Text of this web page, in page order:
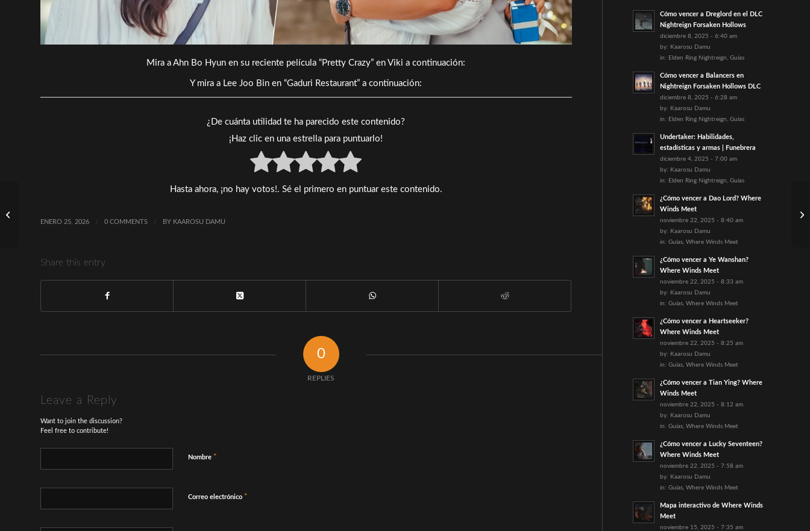
Mira a Ahn Bo Hyun en su reciente película “Pretty Crazy” en Viki a continuación:
Y mira a Lee Joo Bin en “Gaduri Restaurant” a continuación:
¿De cuánta utilidad te ha parecido este contenido?
¡Haz clic en una estrella para puntuarlo!
Hasta ahora, ¡no hay votos!. Sé el primero en puntuar este contenido.
ENERO 25, 2026 / 0 COMMENTS / BY KAAROSU DAMU
Share this entry
0
REPLIES
Leave a Reply
Want to join the discussion?
Feel free to contribute!
Nombre *
Correo electrónico *
Cómo vencer a Dreglord en el DLC
Nightreign Forsaken Hollows
diciembre 8, 2025 - 6:40 am
by: Kaarosu Damu
in: Elden Ring Nightreign, Guías
Cómo vencer a Balancers en
Nightreign Forsaken Hollows DLC
diciembre 8, 2025 - 6:28 am
by: Kaarosu Damu
in: Elden Ring Nightreign, Guías
Undertaker: Habilidades,
estadísticas y armas | Funebrera
diciembre 4, 2025 - 7:00 am
by: Kaarosu Damu
in: Elden Ring Nightreign, Guías
¿Cómo vencer a Dao Lord? Where
Winds Meet
noviembre 22, 2025 - 8:40 am
by: Kaarosu Damu
in: Guías, Where Winds Meet
¿Cómo vencer a Ye Wanshan?
Where Winds Meet
noviembre 22, 2025 - 8:33 am
by: Kaarosu Damu
in: Guías, Where Winds Meet
¿Cómo vencer a Heartseeker?
Where Winds Meet
noviembre 22, 2025 - 8:25 am
by: Kaarosu Damu
in: Guías, Where Winds Meet
¿Cómo vencer a Tian Ying? Where
Winds Meet
noviembre 22, 2025 - 8:12 am
by: Kaarosu Damu
in: Guías, Where Winds Meet
¿Cómo vencer a Lucky Seventeen?
Where Winds Meet
noviembre 22, 2025 - 7:58 am
by: Kaarosu Damu
in: Guías, Where Winds Meet
Mapa interactivo de Where Winds
Meet
noviembre 15, 2025 - 7:35 am
actividades después de